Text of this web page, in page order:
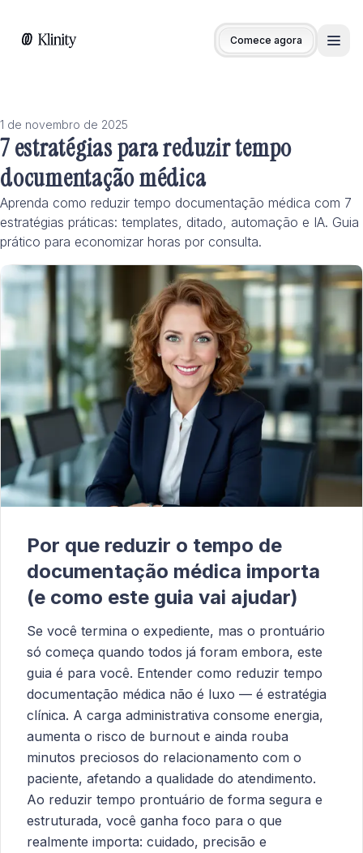
Comece agora
1 de novembro de 2025
7 estratégias para reduzir tempo
documentação médica
Aprenda como reduzir tempo documentação médica com 7
estratégias práticas: templates, ditado, automação e IA. Guia
prático para economizar horas por consulta.
Por que reduzir o tempo de
documentação médica importa
(e como este guia vai ajudar)
Se você termina o expediente, mas o prontuário
só começa quando todos já foram embora, este
guia é para você. Entender como reduzir tempo
documentação médica não é luxo — é estratégia
clínica. A carga administrativa consome energia,
aumenta o risco de burnout e ainda rouba
minutos preciosos do relacionamento com o
paciente, afetando a qualidade do atendimento.
Ao reduzir tempo prontuário de forma segura e
estruturada, você ganha foco para o que
realmente importa: cuidado, precisão e